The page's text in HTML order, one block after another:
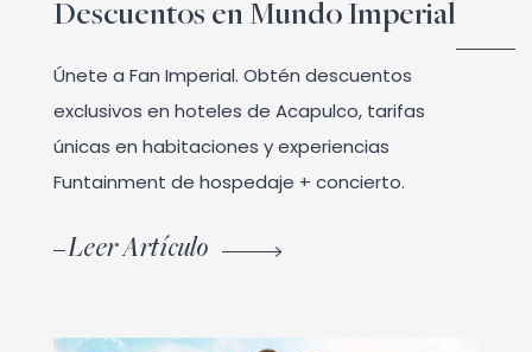
Descuentos en Mundo Imperial
Únete a Fan Imperial. Obtén descuentos
exclusivos en hoteles de Acapulco, tarifas
únicas en habitaciones y experiencias
Funtainment de hospedaje + concierto.
Leer Artículo